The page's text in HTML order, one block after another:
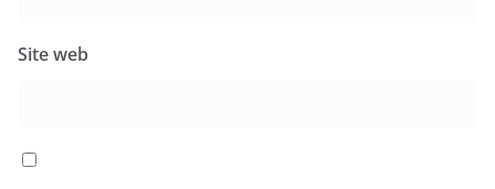
Site web